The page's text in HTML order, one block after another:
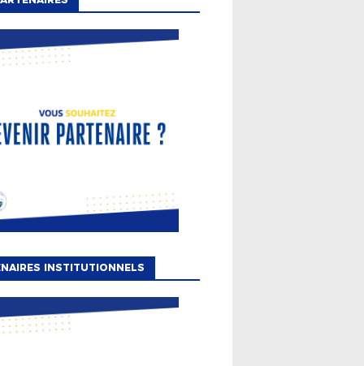
INSTITUTIONNELS